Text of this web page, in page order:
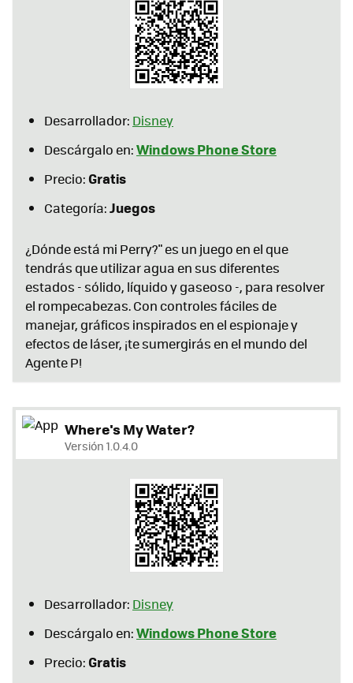
Desarrollador: Disney
Descárgalo en:Windows Phone Store
Precio:Gratis
Categoría:Juegos
¿Dónde está mi Perry?" es un juego en el que
tendrás que utilizar agua en sus diferentes
estados - sólido, líquido y gaseoso -, para resolver
el rompecabezas. Con controles fáciles de
manejar, gráficos inspirados en el espionaje y
efectos de láser, ¡te sumergirás en el mundo del
Agente P!
Where's My Water?
Versión 1.0.4.0
Desarrollador: Disney
Descárgalo en:Windows Phone Store
Precio:Gratis